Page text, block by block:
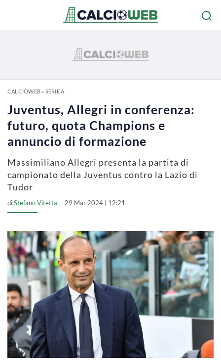
CALCIOWEB» SERIE A
Juventus, Allegri in conferenza:
futuro, quota Champions e
annuncio di formazione
Massimiliano Allegri presenta la partita di
campionato della Juventus contro la Lazio di
Tudor
diStefano Vitetta 29 Mar 2024 | 12:21